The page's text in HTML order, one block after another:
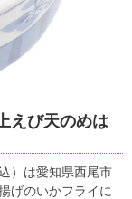
えび天のめは
）は愛知県西尾市
げのいかフライに